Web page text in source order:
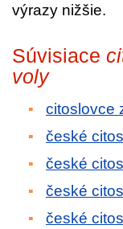
výrazy nižšie.
Súvisiace
voly
citoslovce
české
české
české
české